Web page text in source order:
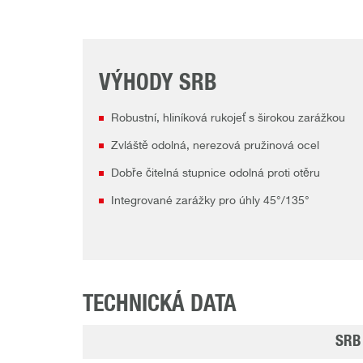
VÝHODY SRB
Robustní, hliníková rukojeť s širokou zarážkou
Zvláště odolná, nerezová pružinová ocel
Dobře čitelná stupnice odolná proti otěru
Integrované zarážky pro úhly 45°/135°
TECHNICKÁ DATA
SRB